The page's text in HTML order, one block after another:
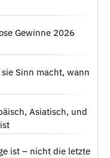
Gewinne 2026
Sinn macht, wann
Asiatisch, und
ist – nicht die letzte